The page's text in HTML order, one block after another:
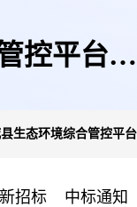
控平台提
生态环境综合管控平
招标 中标通知